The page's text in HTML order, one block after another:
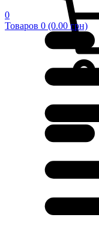
0
Товаров 0 (0.00 грн)